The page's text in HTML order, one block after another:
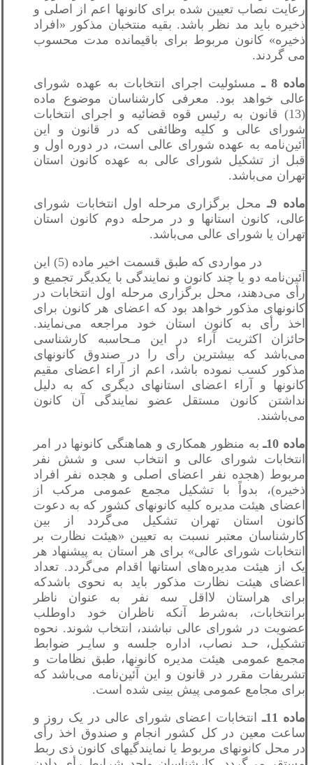
رعایت نصاب تعیین شده برای کانونها اعم از اصلی و
ذخیره باید مد نظر باشد. بقیه منتخبان مذکور «افراد
ذخیره» کانون مربوط برای باقیمانده مدت محسوب
می گردند.
ماده 8 ـ
مسئولیت اجرای انتخابات به عهده شورای
عالی خواهد بود. معرفی کارشناسان موضوع ماده
(13) قانون به رئیس قوه قضائیه و اجرای انتخابات
شورای عالی و کلیه وظائفی که در قانون و این
آئین‌نامه به عهده شورای عالی است، در دوره اول و
قبل از تشکیل شورای عالی به عهده کانون استان
تهران می‌باشد.
ماده 9ـ
محل برگزاری مرحله اول انتخابات شورای
عالی، کانون استانها و در مرحله دوم کانون استان
تهران یا شورای عالی می‌باشد.
در مواردی که طبق قسمت اخیر ماده (5) این
آئین‌نامه دو یا چند کانون و نمایندگی با یکدیگر تجمیع و
رأی می‌دهند، محل برگزاری مرحله اول انتخابات در
کانونهای مذکور خواهد بود که اعضای هر کانون برای
اخذ رأی به کانون استان خود مراجعه می‌نمایند.
حائزان اکثریت آراء در این مـحاسبه کارشناسی
می‌باشد که بیشترین رأی را در صندوق کانونهای
مذکور کسب نموده باشد، اعم از آراء اعضای مقیم
کانونها و آراء اعضای استانهای دیگری که به دلیل
نداشتن کانون مستقل عضو نمایندگی آن کانون
می‌باشند.
ماده 10ـ
به منظور همکاری و هماهنگی کانونها در امر
انتخابات شورای عالی و انتخاب سی و شش نفر
مربوط (هجده نفر اعضای اصلی و هجده نفر افراد
ذخیره)، بدواً با تشکیل مجمع عمومی مرکب از
اعضای هیئت مدیره کلیه کانونهای کشور که به دعوت
کانون استان تهران تشکیل می‌گردد از بین
کارشناسان معتبر نسبت به تعیین «هیئت نظارت بر
انتخابات شورای عالی» برای هر استان به پیشنهاد هر
یک از هیئت مدیره‌های استانها اقدام می‌گردد. تعداد
اعضای هیئت نظارت مذکور باید به نحوی باشدکه
برای هراستان لااقل سه نفر به‌ عنوان ناظر
برانتخابات، به‌شرط آنکه ناظران خود داوطلب
عضویت در شورای عالی نباشند، انتخاب شوند. نحوه
تشکیل، حـد نصاب، اداره جلسه و سایـر ضوابط
مجمع عمومی هیئت مدیره کانونها، طبق نظامات و
تشریفات مقرر در قانون و این آئین‌نامه می‌باشد که
برای مجامع عمومی پیش بینی شده است.
ماده 11ـ
انتخابات اعضای شورای عالی در یک روز و
ساعت معین در کل کشور انجام و صندوق اخذ رأی
در محل کانونهای مربوط یا نمایندگیهای کانون ذی ربط